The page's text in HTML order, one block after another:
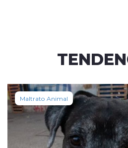
Maltrato Animal